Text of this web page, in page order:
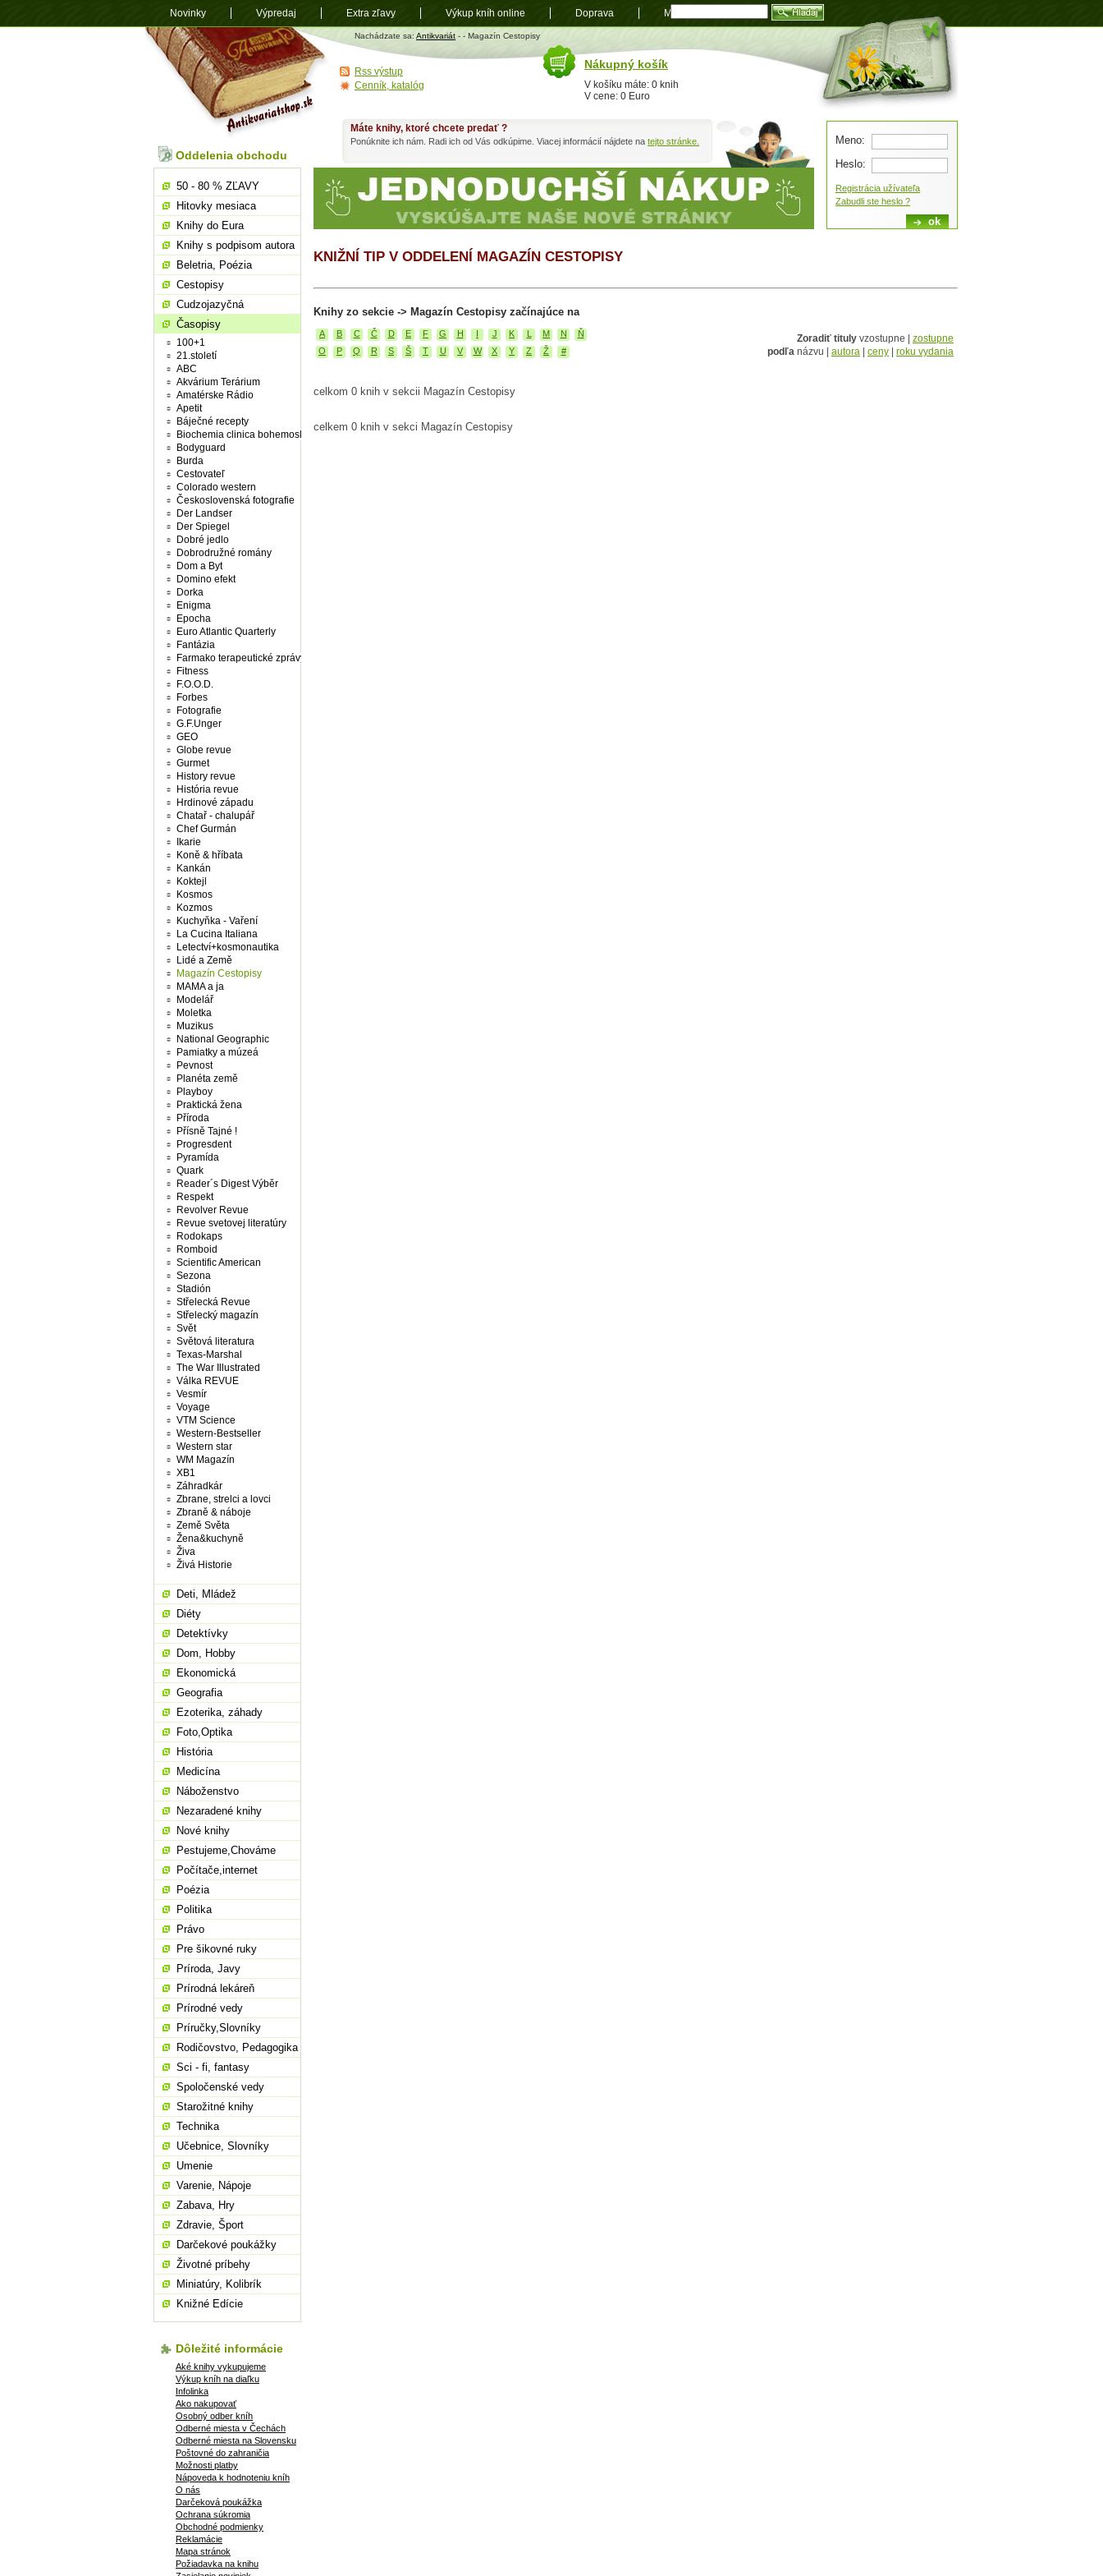
Antikvariát
shop.sk
Nachádzate sa: Antikvariát - - Magazín Cestopisy
KNIŽNÍ TIP V ODDELENÍ MAGAZÍN CESTOPISY
Knihy zo sekcie -> Magazín Cestopisy začínajúce na
A B C Č D E F G H J K M N
Ň
O
P Q R S Š T U V W X Y Z Ž #
Zoradiť tituly vzostupne | zostupne
podľa názvu | autora ceny roku vydania
celkom 0 knih v sekcii Magazín Cestopisy
celkem 0 knih v sekci Magazín Cestopisy
Máte knihy, ktoré chcete predať ?
Ponúknite ich nám. Radi ich od Vás odkúpime. Viacej informácií nájdete na tejto stránke.
Oddelenia obchodu
50 - 80 % ZĽAVY
Hitovky mesiaca
Knihy do Eura
Knihy s podpisom autora
Beletria, Poézia
Cestopisy
Cudzojazyčná
Časopisy
100+1
21.století
ABC
Akvárium Terárium
Amatérske Rádio
Apetit
Báječné recepty
Biochemia clinica bohemoslovaca
Bodyguard
Burda
Cestovateľ
Colorado western
Československá fotografie
Der Landser
Der Spiegel
Dobré jedlo
Dobrodružné romány
Dom a Byt
Domino efekt
Dorka
Enigma
Epocha
Euro Atlantic Quarterly
Fantázia
Farmako terapeutické zprávy
Fitness
F.O.O.D.
Forbes
Fotografie
G.F.Unger
GEO
Globe revue
Gurmet
History revue
História revue
Hrdinové západu
Chatař - chalupář
Chef Gurmán
Ikarie
Koně & hříbata
Kankán
Koktejl
Kosmos
Kozmos
Kuchyňka - Vaření
La Cucina Italiana
Letectví+kosmonautika
Lidé a Země
Magazín Cestopisy
MAMA a ja
Modelář
Moletka
Muzikus
National Geographic
Pamiatky a múzeá
Pevnost
Planéta země
Playboy
Praktická žena
Příroda
Přísně Tajné !
Progresdent
Pyramída
Quark
Reader´s Digest Výběr
Respekt
Revolver Revue
Revue svetovej literatúry
Rodokaps
Romboid
Scientific American
Sezona
Stadión
Střelecká Revue
Střelecký magazín
Svět
Světová literatura
Texas-Marshal
The War Illustrated
Válka REVUE
Vesmír
Voyage
VTM Science
Western-Bestseller
Western star
WM Magazín
XB1
Záhradkár
Zbrane, strelci a lovci
Zbraně & náboje
Země Světa
Žena&kuchyně
Živa
Živá Historie
Deti, Mládež
Diéty
Detektívky
Dom, Hobby
Ekonomická
Geografia
Ezoterika, záhady
Foto,Optika
História
Medicína
Náboženstvo
Nezaradené knihy
Nové knihy
Pestujeme,Chováme
Počítače,internet
Poézia
Politika
Právo
Pre šikovné ruky
Príroda, Javy
Prírodná lekáreň
Prírodné vedy
Príručky,Slovníky
Rodičovstvo, Pedagogika
Sci - fi, fantasy
Spoločenské vedy
Starožitné knihy
Technika
Učebnice, Slovníky
Umenie
Varenie, Nápoje
Zabava, Hry
Zdravie, Šport
Darčekové poukážky
Životné príbehy
Miniatúry, Kolibrík
Knižné Edície
Dôležité informácie
Aké knihy vykupujeme
Výkup kníh na diaľku
Infolinka
Ako nakupovať
Osobný odber kníh
Odberné miesta v Čechách
Odberné miesta na Slovensku
Poštovné do zahraničia
Možnosti platby
Nápoveda k hodnoteniu kníh
O nás
Darčeková poukážka
Ochrana súkromia
Obchodné podmienky
Reklamácie
Mapa stránok
Požiadavka na knihu
Meno:
Heslo:
Registrácia užívateľa
Zabudli ste heslo ?
Nákupný košík
V košíku máte: 0 knih
V cene: 0 Euro
Rss výstup
Cenník, katalóg
Novinky Výpredaj Extra zľavy Výkup kníh online Doprava Mapa